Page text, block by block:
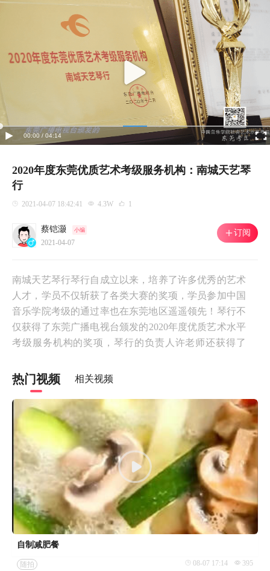
00:00 / 04:14
2020年度东莞优质艺术考级服务机构：南城天艺琴
行
2021-04-07 18:42:41 4.3W 1
蔡铠灏 小编
2021-04-07
订阅
南城天艺琴行琴行自成立以来，培养了许多优秀的艺术
人才，学员不仅斩获了各类大赛的奖项，学员参加中国
音乐学院考级的通过率也在东莞地区遥遥领先！琴行不
仅获得了东莞广播电视台颁发的2020年度优质艺术水平
考级服务机构的奖项，琴行的负责人许老师还获得了
热门视频 相关视频
自制减肥餐
随拍 08-07 17:14 395